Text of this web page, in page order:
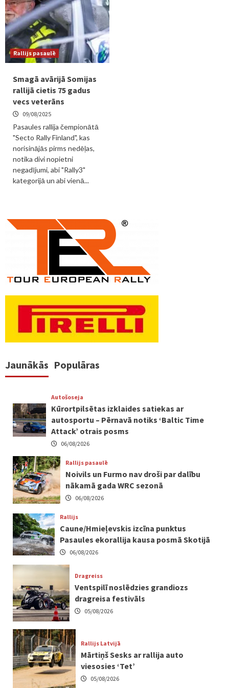
Rallijs pasaulē
Smagā avārijā Somijas
rallijā cietis 75 gadus
vecs veterāns
09/08/2025
Pasaules rallija čempionātā
"Secto Rally Finland", kas
norisinājās pirms nedēļas,
notika divi nopietni
negadījumi, abi "Rally3"
kategorijā un abi vienā...
Jaunākās Populāras
Autošoseja
Kūrortpilsētas izklaides satiekas ar
autosportu – Pērnavā notiks ‘Baltic Time
Attack’ otrais posms
06/08/2026
Rallijs pasaulē
Noivils un Furmo nav droši par dalību
nākamā gada WRC sezonā
06/08/2026
Rallijs
Caune/Hmieļevskis izcīna punktus
Pasaules ekorallija kausa posmā Skotijā
06/08/2026
Dragreiss
Ventspilī noslēdzies grandiozs
dragreisa festivāls
05/08/2026
Rallijs Latvijā
Mārtiņš Sesks ar rallija auto
viesosies ‘Tet’
05/08/2026